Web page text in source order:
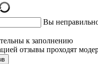
Вы
к заполнению
отзывы проходят